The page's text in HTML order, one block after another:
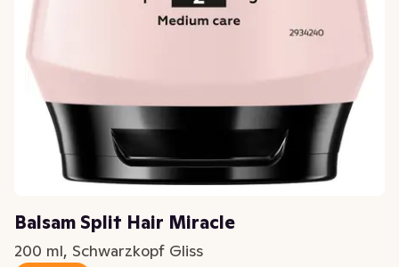
Balsam Split Hair Miracle
200 ml, Schwarzkopf Gliss